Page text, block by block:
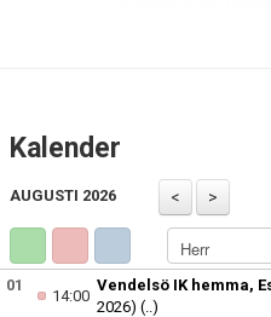
KONTAKT
Kalender
AUGUSTI 2026
01
14:00
Vendelsö IK hemma,
2026) (..)